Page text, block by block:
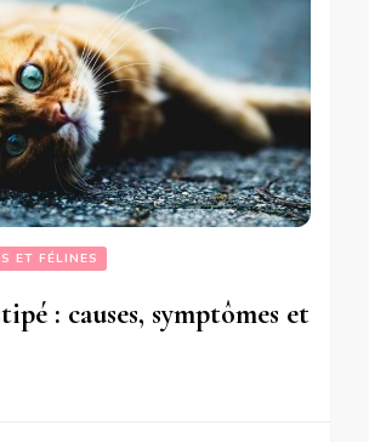
ET FÉLINES
: causes, symptômes et